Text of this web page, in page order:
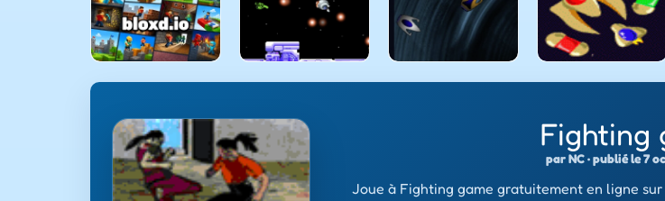
Fighting
par NC · publié le 7
Joue à Fighting game gratuitement en ligne